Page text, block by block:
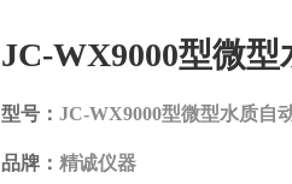
JC-WX9000型微
型号： JC-WX9000型微型水质自
品牌： 精诚仪器